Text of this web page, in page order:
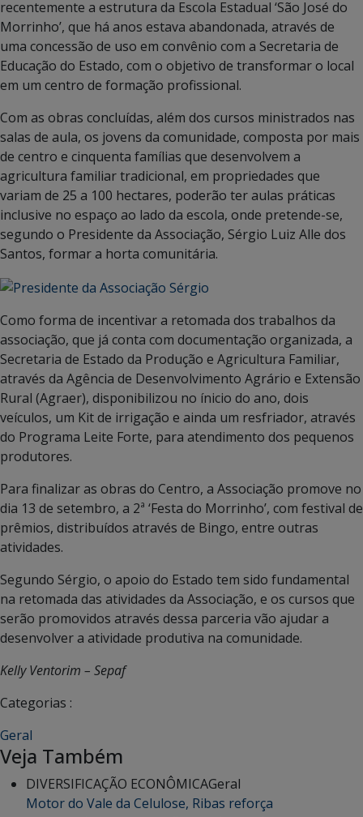
recentemente a estrutura da Escola Estadual ‘São José do
Morrinho’, que há anos estava abandonada, através de
uma concessão de uso em convênio com a Secretaria de
Educação do Estado, com o objetivo de transformar o local
em um centro de formação profissional.
Com as obras concluídas, além dos cursos ministrados nas
salas de aula, os jovens da comunidade, composta por mais
de centro e cinquenta famílias que desenvolvem a
agricultura familiar tradicional, em propriedades que
variam de 25 a 100 hectares, poderão ter aulas práticas
inclusive no espaço ao lado da escola, onde pretende-se,
segundo o Presidente da Associação, Sérgio Luiz Alle dos
Santos, formar a horta comunitária.
Como forma de incentivar a retomada dos trabalhos da
associação, que já conta com documentação organizada, a
Secretaria de Estado da Produção e Agricultura Familiar,
através da Agência de Desenvolvimento Agrário e Extensão
Rural (Agraer), disponibilizou no ínicio do ano, dois
veículos, um Kit de irrigação e ainda um resfriador, através
do Programa Leite Forte, para atendimento dos pequenos
produtores.
Para finalizar as obras do Centro, a Associação promove no
dia 13 de setembro, a 2ª ‘Festa do Morrinho’, com festival de
prêmios, distribuídos através de Bingo, entre outras
atividades.
Segundo Sérgio, o apoio do Estado tem sido fundamental
na retomada das atividades da Associação, e os cursos que
serão promovidos através dessa parceria vão ajudar a
desenvolver a atividade produtiva na comunidade.
Kelly Ventorim – Sepaf
Categorias :
Geral
Veja Também
DIVERSIFICAÇÃO ECONÔMICAGeral
Motor do Vale da Celulose, Ribas reforça